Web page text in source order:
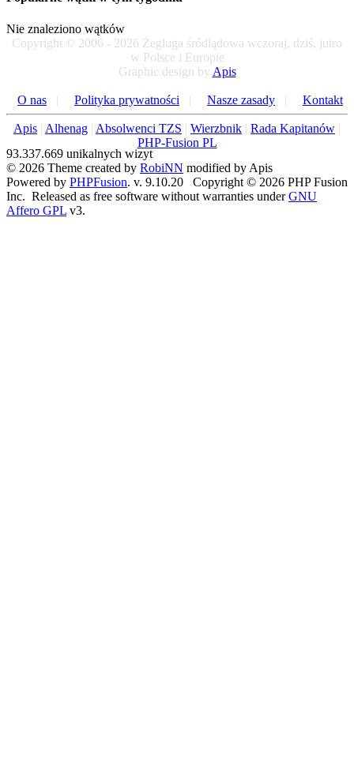
Nie znaleziono wątków
Copyright © 2006 - 2026 Żegluga śródlądowa wczoraj, dziś, jutro
w Polsce i Europie
Graphic design by Apis
O nas | Polityka prywatności | Nasze zasady | Kontakt
Apis | Alhenag | Absolwenci TZS | Wierzbnik | Rada Kapitanów |
PHP-Fusion PL
93.337.669 unikalnych wizyt
© 2026 Theme created by RobiNN modified by Apis
Powered by PHPFusion. v. 9.10.20 Copyright © 2026 PHP Fusion
Inc. Released as free software without warranties underGNU
Affero GPL v3.